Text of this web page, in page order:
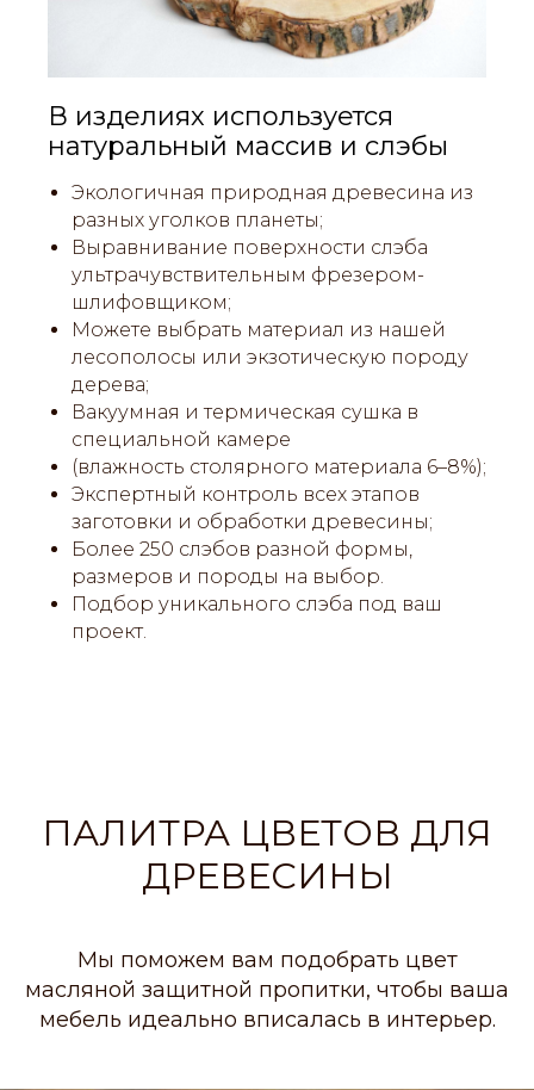
В изделиях используется
натуральный массив и слэбы
Экологичная природная древесина из
разных уголков планеты;
Выравнивание поверхности слэба
ультрачувствительным фрезером-
шлифовщиком;
Можете выбрать материал из нашей
лесополосы или экзотическую породу
дерева;
Вакуумная и термическая сушка в
специальной камере
(влажность столярного материала 6–8%);
Экспертный контроль всех этапов
заготовки и обработки древесины;
Более 250 слэбов разной формы,
размеров и породы на выбор.
Подбор уникального слэба под ваш
проект.
ПАЛИТРА ЦВЕТОВ ДЛЯ
ДРЕВЕСИНЫ
Мы поможем вам подобрать цвет
масляной защитной пропитки, чтобы ваша
мебель идеально вписалась в интерьер.